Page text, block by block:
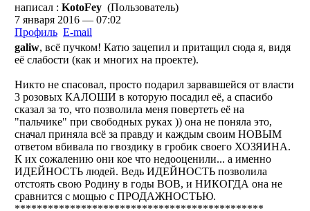
написал : KotoFey (Пользователь)
7 января 2016 — 07:02
Профиль E-mail
galiw, всё пучком! Катю зацепил и притащил сюда я, видя
её слабости (как и многих на проекте).
Никто не спасовал, просто подарил зарвавшейся от власти
3 розовых КАЛОШИ в которую посадил её, а спасибо
сказал за то, что позволила меня повертеть её на
"пальчике" при свободных руках )) она не поняла это,
сначал приняла всё за правду и каждым своим НОВЫМ
ответом вбивала по гвоздику в гробик своего ХОЗЯИНА.
К их сожалению они кое что недооценили... а именно
ИДЕЙНОСТЬ людей. Ведь ИДЕЙНОСТЬ позволила
отстоять свою Родину в годы ВОВ, и НИКОГДА она не
сравнится с мощью с ПРОДАЖНОСТЬЮ.
*********************************************